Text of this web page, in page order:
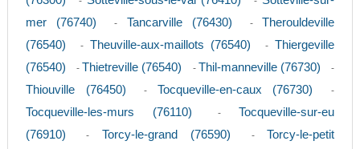
mer (76740)
- Tancarville (76430) - Therouldeville
(76540)
- Theuville-aux-maillots (76540) - Thiergeville
(76540)
- Thietreville (76540) - Thil-manneville (76730) -
Thiouville (76450) - Tocqueville-en-caux (76730) -
Tocqueville-les-murs (76110) - Tocqueville-sur-eu
(76910)
- Torcy-le-grand (76590) - Torcy-le-petit